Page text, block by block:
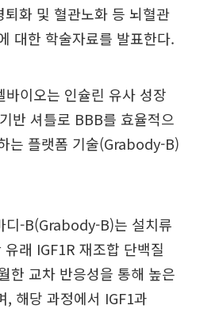
화 및 혈관노화 등 뇌혈관
대한 학술자료를 발표한다.
이오는 인슐린 유사 성장
반 셔틀로 BBB를 효율적으
는 플랫폼 기술(Grabody-B)
디-B(Grabody-B)는 설치류
래 IGF1R 재조합 단백질
한 교차 반응성을 통해 높은
, 해당 과정에서 IGF1과